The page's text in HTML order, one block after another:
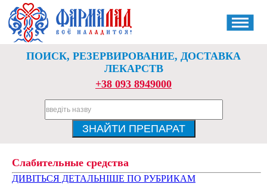
ПОИСК, РЕЗЕРВИРОВАНИЕ, ДОСТАВКА
ЛЕКАРСТВ
+38 093 8949000
Слабительные средства
ДИВІТЬСЯ ДЕТАЛЬНІШЕ ПО РУБРИКАМ